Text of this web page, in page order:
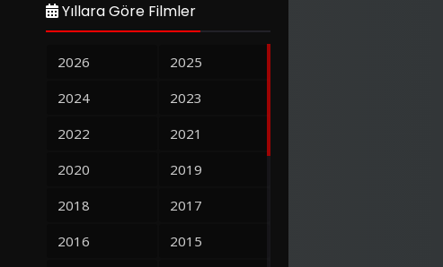
Yıllara Göre Filmler
2026
2025
2024
2023
2022
2021
2020
2019
2018
2017
2016
2015